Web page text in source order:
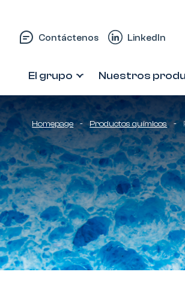
Contáctenos LinkedIn
El grupo Nuestros
Homepage - Productos químicos -